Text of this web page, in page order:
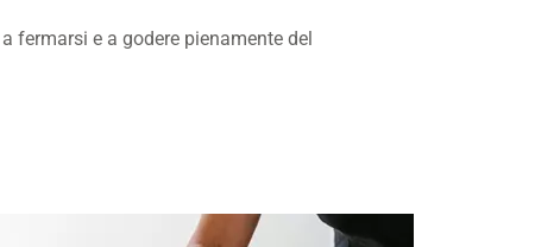
fermarsi e a godere pienamente del